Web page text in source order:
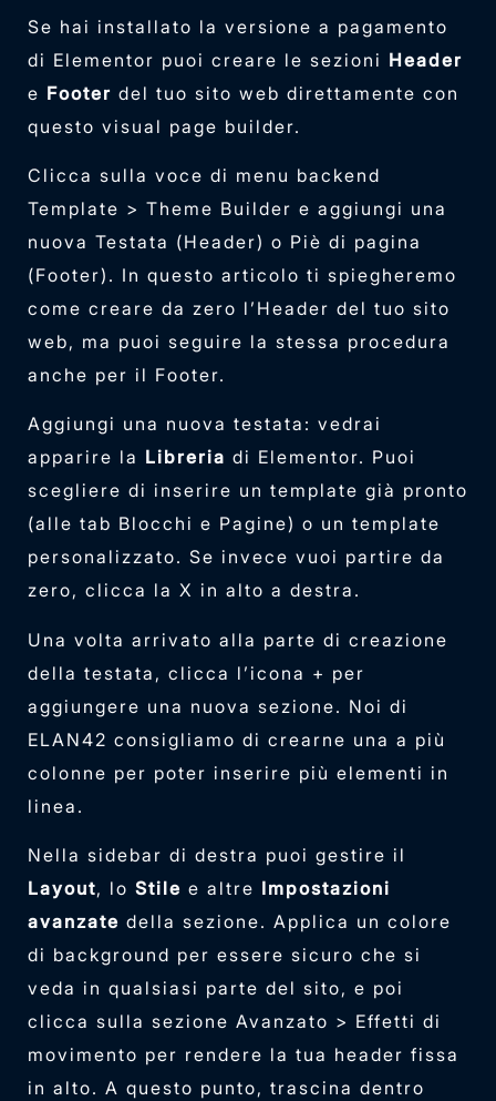
Se hai installato la versione a pagamento
di Elementor puoi creare le sezioni Header
e Footer del tuo sito web direttamente con
questo visual page builder.
Clicca sulla voce di menu backend
Template > Theme Builder e aggiungi una
nuova Testata (Header) o Piè di pagina
(Footer). In questo articolo ti spiegheremo
come creare da zero l’Header del tuo sito
web, ma puoi seguire la stessa procedura
anche per il Footer.
Aggiungi una nuova testata: vedrai
apparire la Libreria di Elementor. Puoi
scegliere di inserire un template già pronto
(alle tab Blocchi e Pagine) o un template
personalizzato. Se invece vuoi partire da
zero, clicca la X in alto a destra.
Una volta arrivato alla parte di creazione
della testata, clicca l’icona + per
aggiungere una nuova sezione. Noi di
ELAN42 consigliamo di crearne una a più
colonne per poter inserire più elementi in
linea.
Nella sidebar di destra puoi gestire il
Layout, lo Stile e altre Impostazioni
avanzate della sezione. Applica un colore
di background per essere sicuro che si
veda in qualsiasi parte del sito, e poi
clicca sulla sezione Avanzato > Effetti di
movimento per rendere la tua header fissa
in alto. A questo punto, trascina dentro